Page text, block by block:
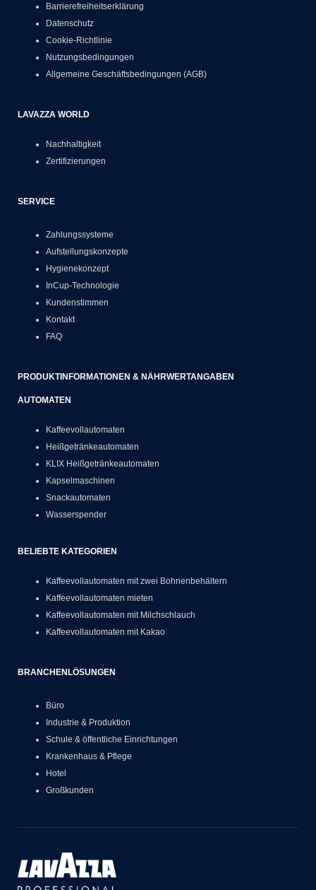
Barrierefreiheitserklärung
Datenschutz
Cookie-Richtlinie
Nutzungsbedingungen
Allgemeine Geschäftsbedingungen (AGB)
LAVAZZA WORLD
Nachhaltigkeit
Zertifizierungen
SERVICE
Zahlungssysteme
Aufstellungskonzepte
Hygienekonzept
InCup-Technologie
Kundenstimmen
Kontakt
FAQ
PRODUKTINFORMATIONEN & NÄHRWERTANGABEN
AUTOMATEN
Kaffeevollautomaten
Heißgetränkeautomaten
KLIX Heißgetränkeautomaten
Kapselmaschinen
Snackautomaten
Wasserspender
BELIEBTE KATEGORIEN
Kaffeevollautomaten mit zwei Bohnenbehältern
Kaffeevollautomaten mieten
Kaffeevollautomaten mit Milchschlauch
Kaffeevollautomaten mit Kakao
BRANCHENLÖSUNGEN
Büro
Industrie & Produktion
Schule & öffentliche Einrichtungen
Krankenhaus & Pflege
Hotel
Großkunden